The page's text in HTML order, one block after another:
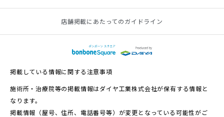
店舗掲載にあたってのガイドライン
掲載している情報に関する注意事項
施術所・治療院等の掲載情報はダイヤ工業株式会社が保有する情報と
なります。
掲載情報（屋号、住所、電話番号等）が変更となっている可能性がご